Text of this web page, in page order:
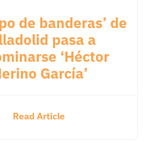
de banderas’ de
pasa a
‘Héctor
García’
Read Article